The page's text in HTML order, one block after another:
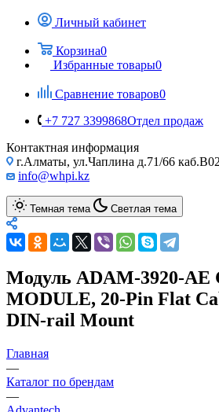
Личный кабинет
Корзина0
Избранные товары0
Сравнение товаров0
+7 727 3399868Отдел продаж
Контактная информация
г.Алматы, ул.Чаплина д.71/66 каб.B02
info@whpi.kz
Темная тема Светлая тема
Модуль ADAM-3920-AE
MODULE, 20-Pin Flat
DIN-rail Mount
Главная
—
Каталог по брендам
—